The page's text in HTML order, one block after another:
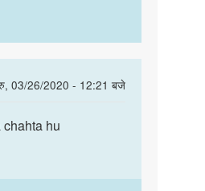
03/26/2020 - 12:21 बजे
hu